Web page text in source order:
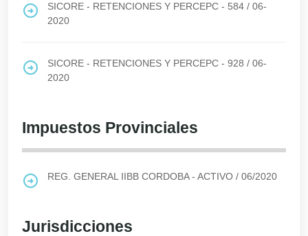
SICORE - RETENCIONES Y PERCEPC - 584 / 06-
2020
SICORE - RETENCIONES Y PERCEPC - 928 / 06-
2020
Impuestos Provinciales
REG. GENERAL IIBB CORDOBA - ACTIVO / 06/2020
Jurisdicciones